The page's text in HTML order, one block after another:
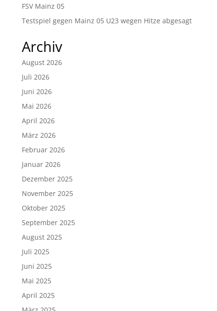
FSV Mainz 05
Testspiel gegen Mainz 05 U23 wegen Hitze abgesagt
Archiv
August 2026
Juli 2026
Juni 2026
Mai 2026
April 2026
März 2026
Februar 2026
Januar 2026
Dezember 2025
November 2025
Oktober 2025
September 2025
August 2025
Juli 2025
Juni 2025
Mai 2025
April 2025